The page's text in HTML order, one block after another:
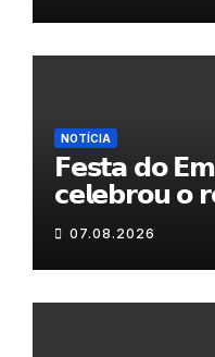
NOTÍCIA
𝗙𝗲𝘀𝘁𝗮 𝗱𝗼
𝗰𝗲𝗹𝗲𝗯𝗿𝗼𝘂 𝗼
𝗹𝗮𝗰̧𝗼𝘀 𝗾𝘂𝗲
07.08.2026